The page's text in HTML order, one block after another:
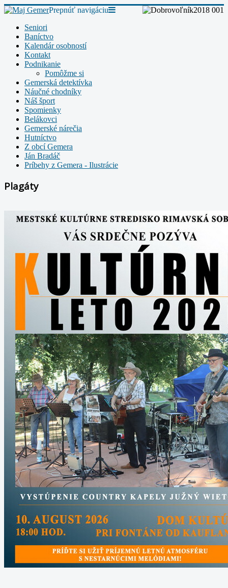
Prepnúť navigáciu
Seniori
Baníctvo
Kalendár osobností
Kontakt
Podnikanie
Pomôžme si
Gemerská detektívka
Náučné chodníky
Náš šport
Spomienky
Belákovci
Gemerské nárečia
Hutníctvo
Z obcí Gemera
Ján Bradáč
Príbehy z Gemera - Ilustrácie
Plagáty